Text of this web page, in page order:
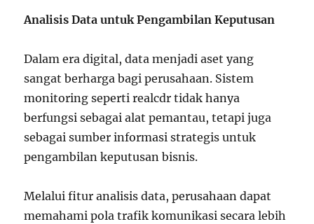
Analisis Data untuk Pengambilan Keputusan
Dalam era digital, data menjadi aset yang
sangat berharga bagi perusahaan. Sistem
monitoring seperti realcdr tidak hanya
berfungsi sebagai alat pemantau, tetapi juga
sebagai sumber informasi strategis untuk
pengambilan keputusan bisnis.
Melalui fitur analisis data, perusahaan dapat
memahami pola trafik komunikasi secara lebih